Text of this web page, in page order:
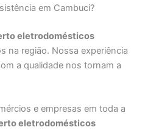
em Cambuci?
eletrodomésticos
na região. Nossa experiência
a qualidade nos tornam a
e empresas em toda a
eletrodomésticos